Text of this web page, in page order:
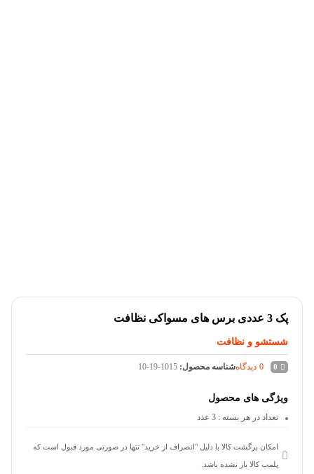
پک 3 عددی برس های مسواکی نظافت
شستشو و نظافت
0
0 دیدگاهشناسه محصول: 10-19-1015
ویژگی های محصول
تعداد در هر بسته : 3 عدد
امکان برگشت کالا با دلیل "انصراف از خرید" تنها در صورتی مورد قبول است که
پلمب کالا باز نشده باشد.